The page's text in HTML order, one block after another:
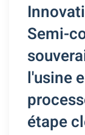
Semi-
l'usine
étape